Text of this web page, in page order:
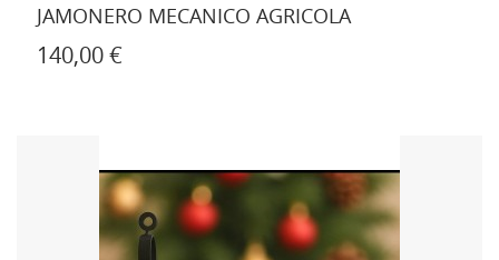
JAMONERO MECANICO AGRICOLA
140,00 €